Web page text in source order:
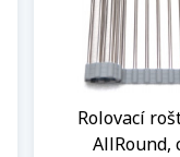
Rolovací
AllRound,